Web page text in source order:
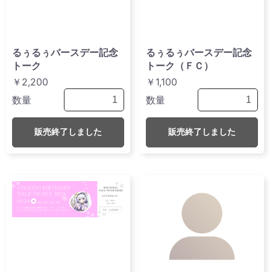
るぅるぅバースデー記念
トーク
￥2,200
数量
販売終了しました
るぅるぅバースデー記念
トーク（ＦＣ）
￥1,100
数量
販売終了しました